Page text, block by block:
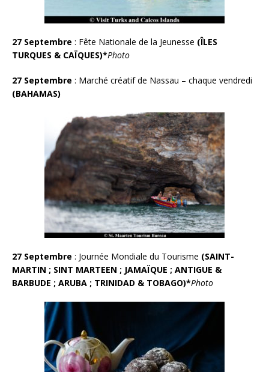
27 Septembre : Fête Nationale de la Jeunesse (ÎLES
TURQUES & CAÏQUES)*Photo
27 Septembre : Marché créatif de Nassau – chaque vendredi
(BAHAMAS)
27 Septembre : Journée Mondiale du Tourisme (SAINT-
MARTIN ; SINT MARTEEN ; JAMAÏQUE ; ANTIGUE &
BARBUDE ; ARUBA ; TRINIDAD & TOBAGO)*Photo